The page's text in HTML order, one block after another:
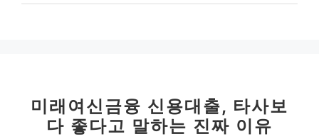
미래여신금융 신용대출, 타사보
다 좋다고 말하는 진짜 이유